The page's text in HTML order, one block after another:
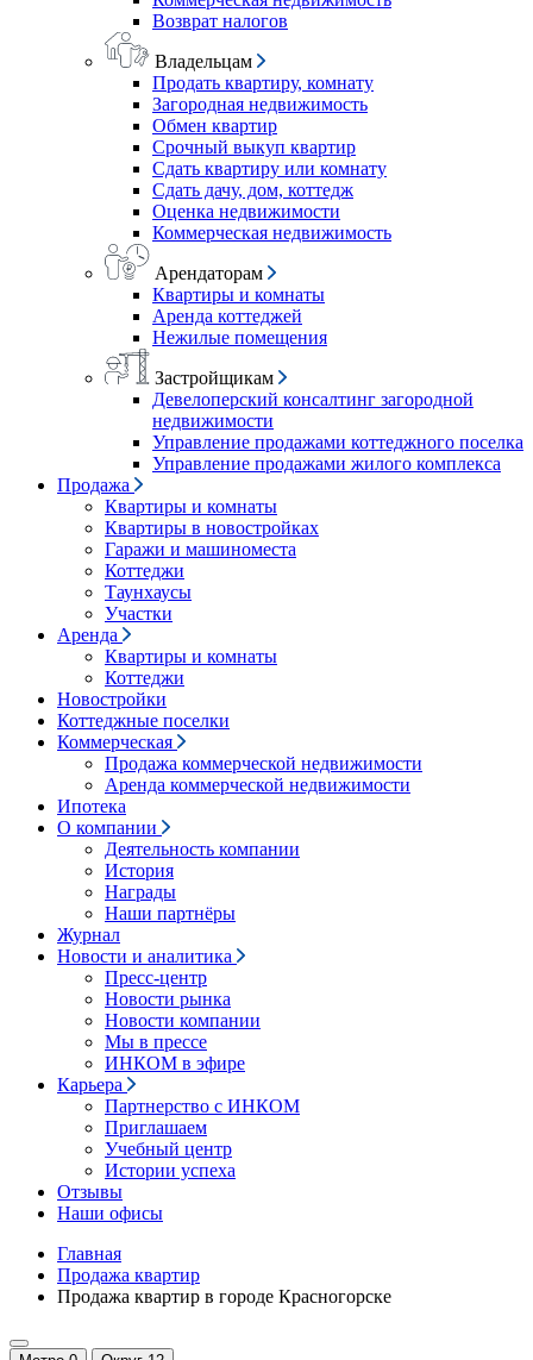
Возврат налогов
Владельцам
Продать квартиру, комнату
Загородная недвижимость
Обмен квартир
Срочный выкуп квартир
Сдать квартиру или комнату
Сдать дачу, дом, коттедж
Оценка недвижимости
Коммерческая недвижимость
Арендаторам
Квартиры и комнаты
Аренда коттеджей
Нежилые помещения
Застройщикам
Девелоперский консалтинг загородной
недвижимости
Управление продажами коттеджного поселка
Управление продажами жилого комплекса
Продажа
Квартиры и комнаты
Квартиры в новостройках
Гаражи и машиноместа
Коттеджи
Таунхаусы
Участки
Аренда
Квартиры и комнаты
Коттеджи
Новостройки
Коттеджные поселки
Коммерческая
Продажа коммерческой недвижимости
Аренда коммерческой недвижимости
Ипотека
О компании
Деятельность компании
История
Награды
Наши партнёры
Журнал
Новости и аналитика
Пресс-центр
Новости рынка
Новости компании
Мы в прессе
ИНКОМ в эфире
Карьера
Партнерство с ИНКОМ
Приглашаем
Учебный центр
Истории успеха
Отзывы
Наши офисы
Главная
Продажа квартир
Продажа квартир в городе Красногорске